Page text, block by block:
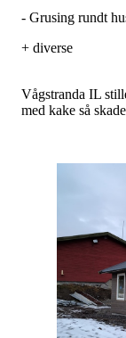
- Grusing rundt
+ diverse
Vågstranda IL
med kake så